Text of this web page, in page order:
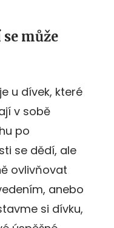
může
u dívek, které
v sobě
po
se dědí, ale
ovlivňovat
anebo
si dívku,